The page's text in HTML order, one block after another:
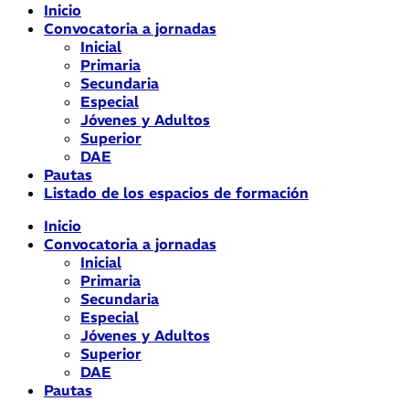
Inicio
Convocatoria a jornadas
Inicial
Primaria
Secundaria
Especial
Jóvenes y Adultos
Superior
DAE
Pautas
Listado de los espacios de formación
Inicio
Convocatoria a jornadas
Inicial
Primaria
Secundaria
Especial
Jóvenes y Adultos
Superior
DAE
Pautas